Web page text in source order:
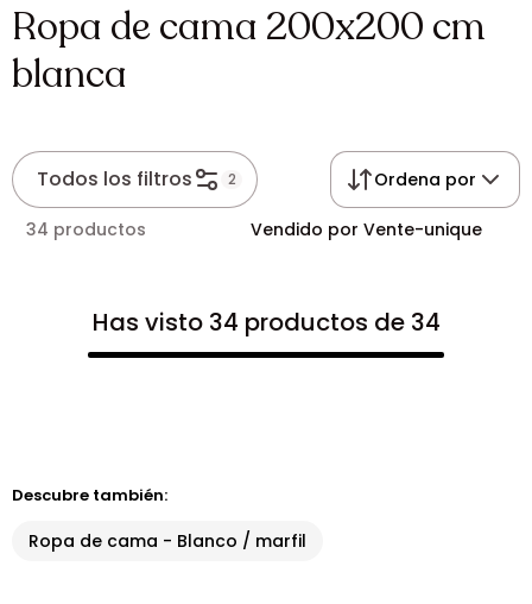
Ropa de cama 200x200 cm
blanca
Todos los filtros 2 Ordena por
34 productos Vendido por Vente-unique
Has visto 34 productos de 34
Descubre también:
Ropa de cama - Blanco / marfil